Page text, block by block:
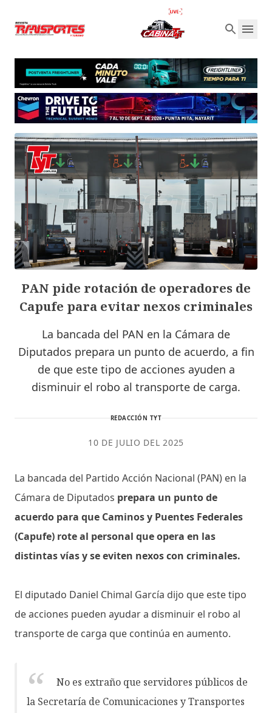
PAN pide rotación de operadores de
Capufe para evitar nexos criminales
La bancada del PAN en la Cámara de
Diputados prepara un punto de acuerdo, a fin
de que este tipo de acciones ayuden a
disminuir el robo al transporte de carga.
REDACCIÓN TYT
10 DE JULIO DEL 2025
La bancada del Partido Acción Nacional (PAN) en la
Cámara de Diputados prepara un punto de
acuerdo para que Caminos y Puentes Federales
(Capufe) rote al personal que opera en las
distintas vías y se eviten nexos con criminales.
El diputado Daniel Chimal García dijo que este tipo
de acciones pueden ayudar a disminuir el robo al
transporte de carga que continúa en aumento.
No es extraño que servidores públicos de
la Secretaría de Comunicaciones y Transportes